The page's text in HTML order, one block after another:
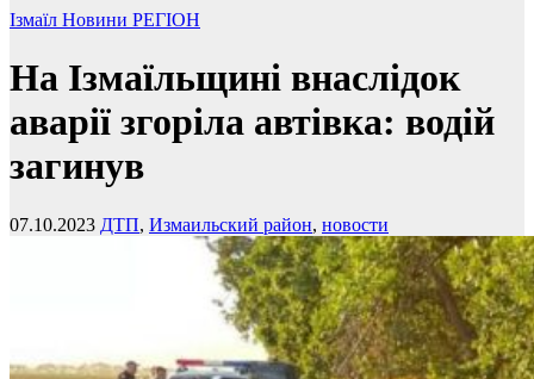
Ізмаїл Новини РЕГІОН
На Ізмаїльщині внаслідок
аварії згоріла автівка: водій
загинув
07.10.2023 ДТП, Измаильский район, новости